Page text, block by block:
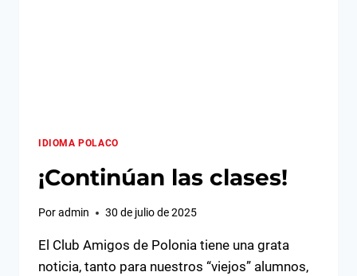
IDIOMA POLACO
¡Continúan las clases!
Poradmin 30 de julio de 2025
El Club Amigos de Polonia tiene una grata
noticia, tanto para nuestros “viejos” alumnos,